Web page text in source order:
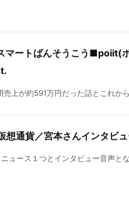
マートばんそうこう■poiit(
売上が約591万円だった話とこれか
想通貨／宮本さんインタ
ュース１つとインタビュー音声と